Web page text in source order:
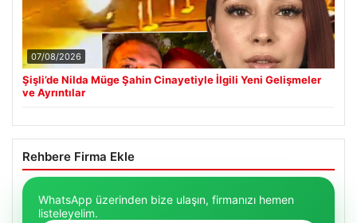
07/08/2026
Şişli’de Nilda Müge Şahin Cinayetiyle İlgili Yeni Gelişmeler
ve Ayrıntılar
Rehbere Firma Ekle
WhatsApp üzerinden bize ulaşın, firmanızı hemen
listeleyelim.